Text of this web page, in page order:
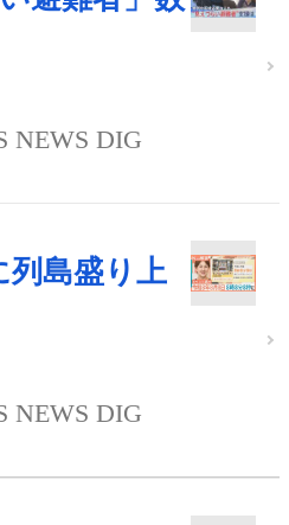
NEWS DIG
列島盛り上
NEWS DIG